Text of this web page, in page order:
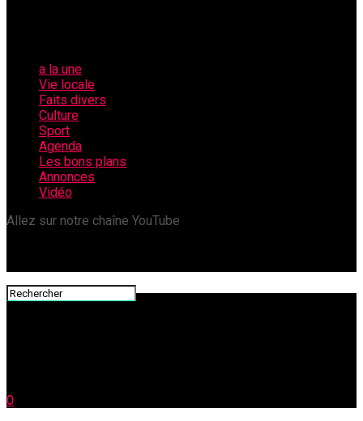
a la une
Vie locale
Faits divers
Culture
Sport
Agenda
Les bons plans
Annonces
Vidéo
Allez sur notre chaîne YouTube
0